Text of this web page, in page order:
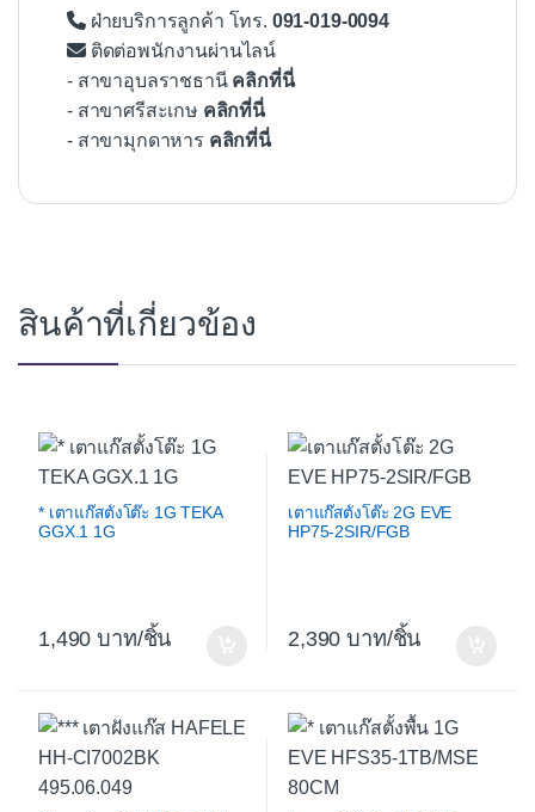
ฝ่ายบริการลูกค้า โทร. 091-019-0094
ติดต่อพนักงานผ่านไลน์
- สาขาอุบลราชธานี คลิกที่นี่
- สาขาศรีสะเกษ คลิกที่นี่
- สาขามุกดาหาร คลิกที่นี่
สินค้าที่เกี่ยวข้อง
* เตาแก๊สตั้งโต๊ะ 1G TEKA
GGX.1 1G
1,490 /ชิ้น
เตาแก๊สตั้งโต๊ะ 2G EVE
HP75-2SIR/FGB
2,390 /ชิ้น